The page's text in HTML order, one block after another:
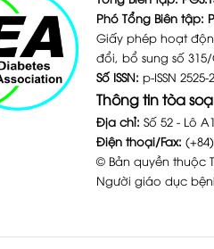
Phó Tổng Biên tập:
Giấy phép hoạt
đổi, bổ sung số 315/
Số ISSN: p-ISSN
Thông tin tòa
Địa chỉ: Số 52 - Lô
Điện thoại/Fax:
© Bản quyền thuộc
Người giáo dục